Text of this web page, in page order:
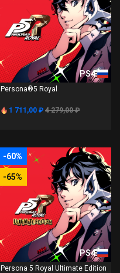
PS4
Persona®5 Royal
1 711,00 ₽ 4 279,00 ₽
-60%
-65%
PS4
Persona 5 Royal Ultimate Edition